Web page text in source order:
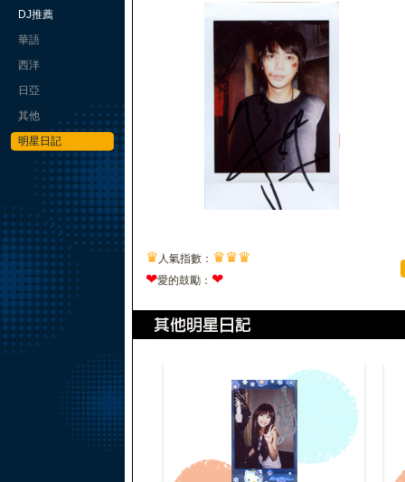
DJ推薦
華語
西洋
日亞
其他
明星日記
♛ 人氣指數： ♛♛♛
❤愛的鼓勵： ❤